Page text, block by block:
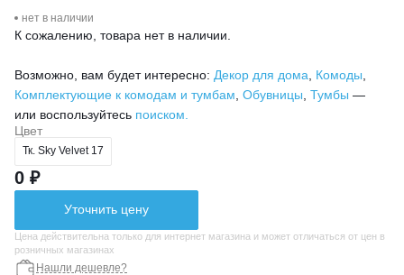
нет в наличии
К сожалению, товара нет в наличии.
Возможно, вам будет интересно: Декор для дома Комоды
Комплектующие к комодам и тумбам Обувницы Тумбы —
или воспользуйтесь поиском.
Цвет
Тк. Sky Velvet 17
0 ₽
Уточнить цену
Цена действительна только для интернет магазина и может отличаться от цен в
розничных магазинах
Нашли дешевле?